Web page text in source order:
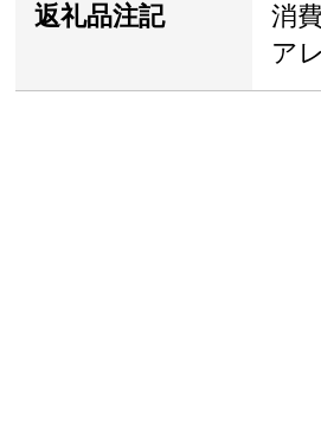
返礼品注記
消
ア